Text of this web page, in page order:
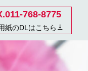
768-8775
紙のDLはこちら